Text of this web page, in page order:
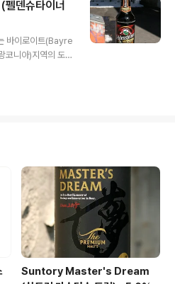
되었으며 맥주의
하여 양조하고, 원
합하게 가공하는
만 양조장이 직접
1885년 Michael
입하면서..
덴슈타이너
바이로이트(Bayre
코니아)지역의 도시
드시 철도를 이용
아주 큰 맥주 양조
곳이 Kaiser Bräu
로그에는 처음 리뷰
맥주이지만 이 맥
양조장의 모습이
Suntory Master's Dream